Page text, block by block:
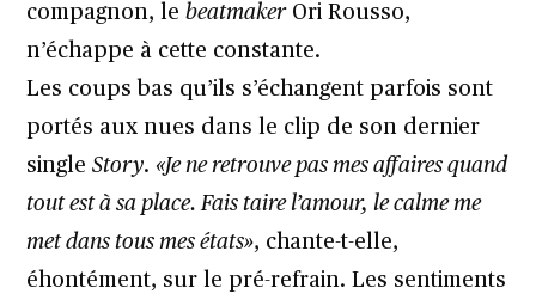
compagnon, lebeatmakerOri Rousso,
n’échappe à cette constante.
Les coups bas qu’ils s’échangent parfois sont
portés aux nues dans le clip de son dernier
singleStory. «Je ne retrouve pas mes affaires quand
tout est à sa place. Fais taire l’amour, le calme me
met dans tous mes états», chante-t-elle,
éhontément, sur le pré-refrain. Les sentiments